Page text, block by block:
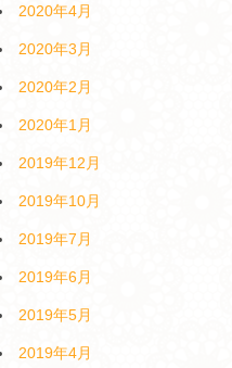
2020年4月
2020年3月
2020年2月
2020年1月
2019年12月
2019年10月
2019年7月
2019年6月
2019年5月
2019年4月